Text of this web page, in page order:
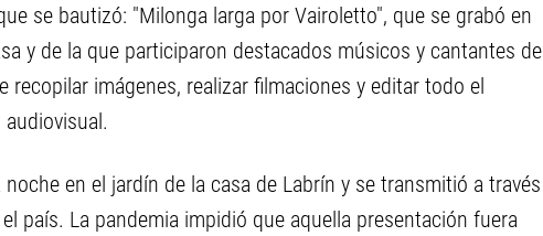
se bautizó: "Milonga larga por Vairoletto", que se grabó en
y de la que participaron destacados músicos y cantantes de
recopilar imágenes, realizar filmaciones y editar todo el
en el jardín de la casa de Labrín y se transmitió a través
país. La pandemia impidió que aquella presentación fuera